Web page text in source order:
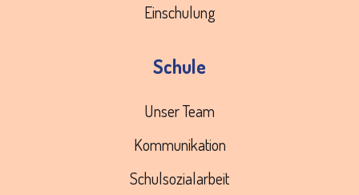
Einschulung
Schule
Unser Team
Kommunikation
Schulsozialarbeit